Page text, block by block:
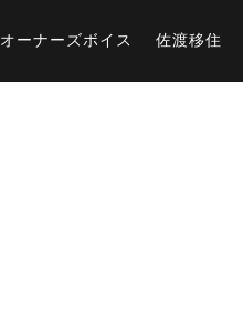
オーナーズボイス 佐渡移住